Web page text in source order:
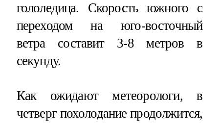
гололедица. Скорость южного с
переходом на юго-восточный
ветра составит 3-8 метров в
секунду.
Как ожидают метеорологи, в
четверг похолодание продолжится,